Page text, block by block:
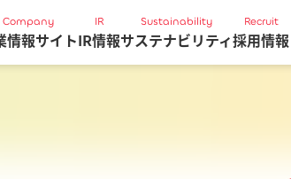
Company
情報サイト
IR
IR情報
Sustainability
サステナビリティ
Recruit
採用情報